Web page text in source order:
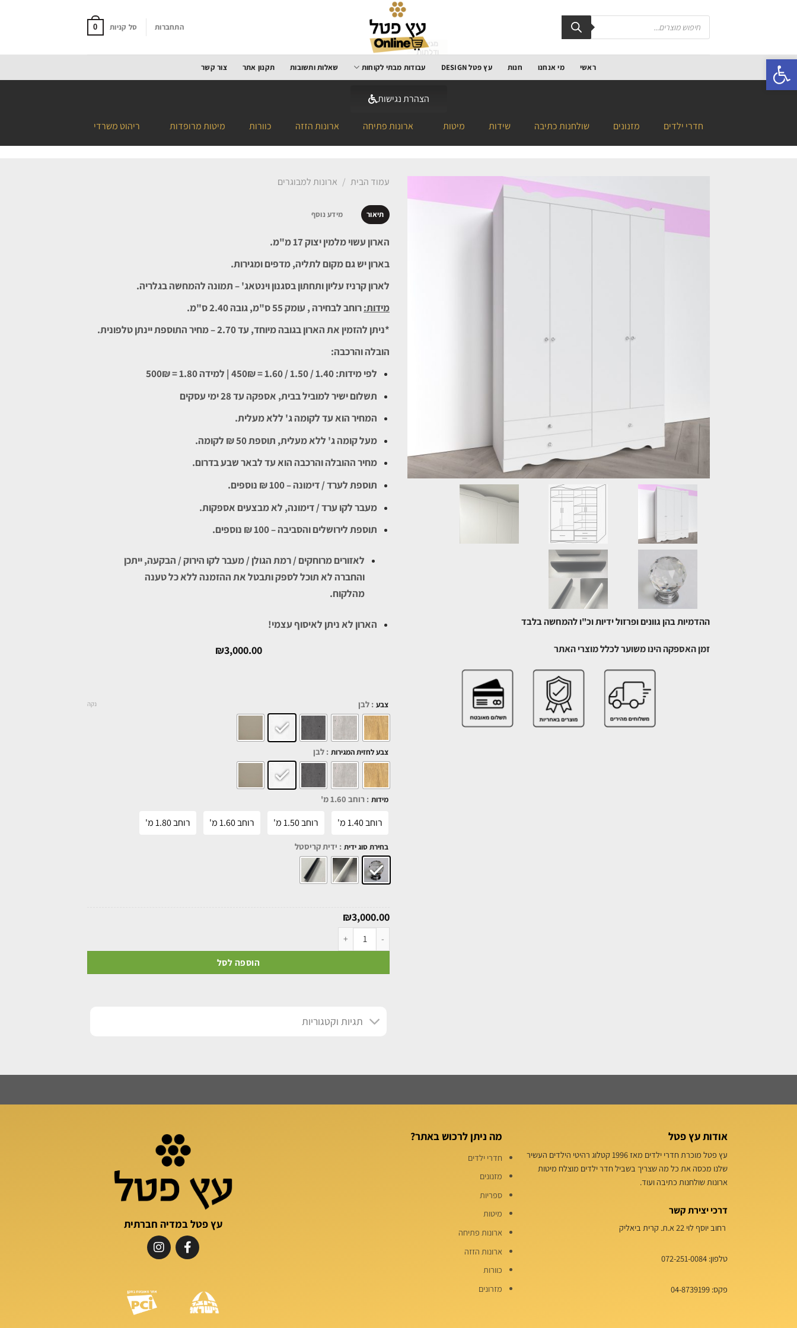
פתח סרגל נגישות
התחברות סל קניות 0
ראשי מי אנחנו חנות עץ פטל DESIGN עבודות מבתי לקוחות שאלות ותשובות תקנון אתר צור קשר
הצהרת נגישות
חדרי ילדים מזנונים שולחנות כתיבה שידות מיטות ארונות פתיחה ארונות הזזה כוורות מיטות מרופדות ריהוט משרדי
מגירות
ודלתות
לטריקה
ההדמיות בהן גוונים ופרזול ידיות וכ"ו להמחשה בלבד
זמן האספקה הינו משוער לכלל מוצרי האתר
עמוד הבית / ארונות למבוגרים
תיאור מידע נוסף
הארון עשוי מלמין יצוק 17 מ"מ.
בארון יש גם מקום לתליה, מדפים ומגירות.
לארון קרניז עליון ותחתון בסגנון וינטאג' – תמונה להמחשה בגלריה.
מידות:רוחב לבחירה , עומק 55 ס"מ, גובה 2.40 ס"מ.
*ניתן להזמין את הארון בגובה מיוחד, עד 2.70 – מחיר התוספת יינתן טלפונית.
הובלה והרכבה:
לפי מידות: 1.40 / 1.50 / 1.60 =
450₪ | למידה 1.80 =
500₪
תשלום ישיר למוביל בבית, אספקה עד 28 ימי עסקים
המחיר הוא עד לקומה ג' ללא מעלית.
מעל קומה ג' ללא מעלית, תוספת 50 ₪ לקומה.
מחיר ההובלה והרכבה הוא עד לבאר שבע בדרום.
תוספת לערד / דימונה – 100 ₪ נוספים.
מעבר לקו ערד / דימונה, לא מבצעים אספקות.
תוספת לירושלים והסביבה – 100 ₪ נוספים.
לאזורים מרוחקים / רמת הגולן / מעבר לקו הירוק / הבקעה, ייתכן
והחברה לא תוכל לספק ותבטל את ההזמנה ללא כל טענה
מהלקוח.
הארון לא ניתן לאיסוף עצמי!
₪3,000.00
צבע : לבן
צבע לחזית המגירות : לבן
מידות : רוחב 1.60 מ'
רוחב 1.40 מ' רוחב 1.50 מ' רוחב 1.60 מ' רוחב 1.80 מ'
בחירת סוג ידית : ידית קריסטל
נקה
₪3,000.00
הוספה לסל
תגיות וקטגוריות
אודות עץ פטל
עץ פטל מוכרת חדרי ילדים מאז 1996 קטלוג רהיטי הילדים העשיר
שלנו מכסה את כל מה שצריך בשביל חדר ילדים מוצלח מיטות
ארונות שולחנות כתיבה ועוד.
דרכי יצירת קשר
רחוב יוסף לוי 22 א.ת. קרית ביאליק
טלפון: 072-251-0084
פקס: 04-8739199
מה ניתן לרכוש באתר?
חדרי ילדים
מזנונים
ספריות
מיטות
ארונות פתיחה
ארונות הזזה
כוורות
מזרונים
עץ פטל במדיה חברתית